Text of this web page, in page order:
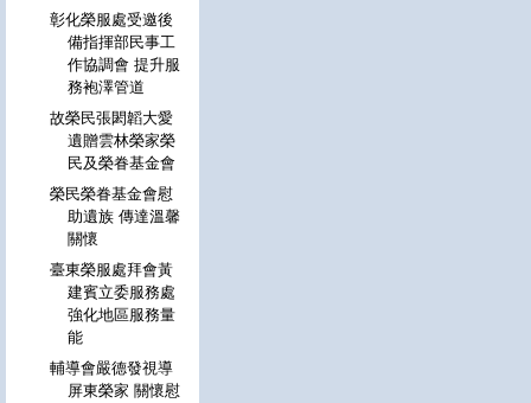
彰化榮服處受邀後
備指揮部民事工
作協調會 提升服
務袍澤管道
故榮民張閎韜大愛
遺贈雲林榮家榮
民及榮眷基金會
榮民榮眷基金會慰
助遺族 傳達溫馨
關懷
臺東榮服處拜會黃
建賓立委服務處
強化地區服務量
能
輔導會嚴德發視導
屏東榮家 關懷慰